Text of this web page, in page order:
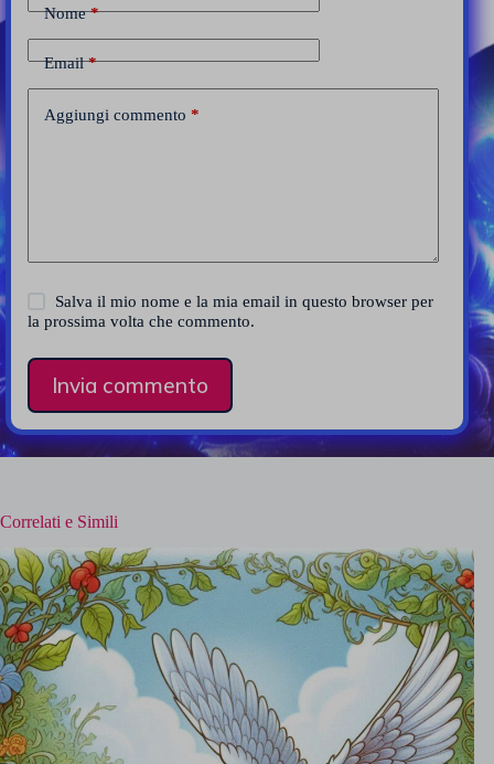
Nome*
Email*
Aggiungi commento *
Salva il mio nome e la mia email in questo browser per
la prossima volta che commento.
Invia commento
Correlati e Simili